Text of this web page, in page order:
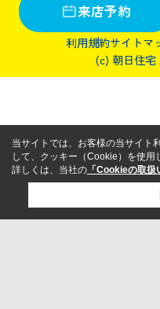
来店予約
利用規約サイトマ
(c) 朝日住宅
当サイトでは、お客様の当サイト
して、クッキー（Cookie）を使用
詳しくは、当社の 「Cookieの取扱